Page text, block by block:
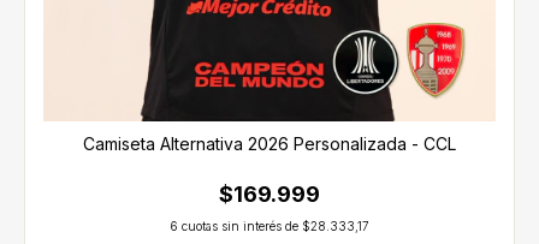
Camiseta Alternativa 2026 Personalizada - CCL
$169.999
6 cuotas sin interés de $28.333,17